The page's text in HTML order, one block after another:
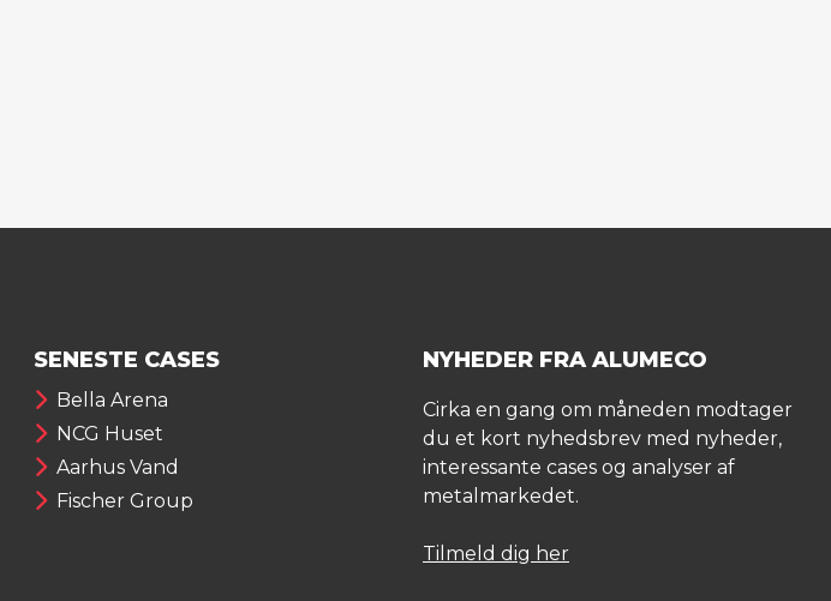
SENESTE CASES
Bella Arena
NCG Huset
Aarhus Vand
Fischer Group
NYHEDER FRA ALUMECO
Cirka en gang om måneden modtager
du et kort nyhedsbrev med nyheder,
interessante cases og analyser af
metalmarkedet.
Tilmeld dig her